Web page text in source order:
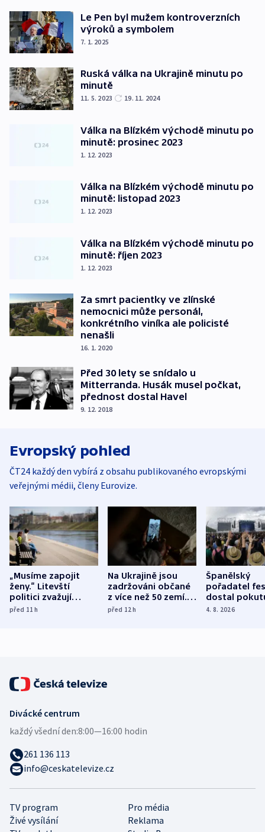
Le Pen byl mužem kontroverzních
výroků a symbolem
7. 1. 2025
Ruská válka na Ukrajině minutu po
minutě
11. 5. 2023 19. 11. 2024
Válka na Blízkém východě minutu po
minutě: prosinec 2023
1. 12. 2023
Válka na Blízkém východě minutu po
minutě: listopad 2023
1. 12. 2023
Válka na Blízkém východě minutu po
minutě: říjen 2023
1. 12. 2023
Za smrt pacientky ve zlínské
nemocnici může personál,
konkrétního viníka ale policisté
nenašli
16. 1. 2020
Před 30 lety se snídalo u
Mitterranda. Husák musel počkat,
přednost dostal Havel
9. 12. 2018
Evropský pohled
ČT24 každý den vybírá z obsahu publikovaného evropskými
veřejnými médii, členy Eurovize.
„Musíme zapojit
ženy.“ Litevští
politici zvažují
dohodu o
před 11h
Na Ukrajině jsou
zadržováni občané
z více než 50 zemí.
Bojovali na straně
před 12h
Španělský
pořadatel
dostal
nekalé
4. 8. 2026
TV program
Pro média
Živé vysílání
Reklama
Divácké centrum
každý všední den:8:00—16:00 hodin
261 136 113
info@ceskatelevize.cz